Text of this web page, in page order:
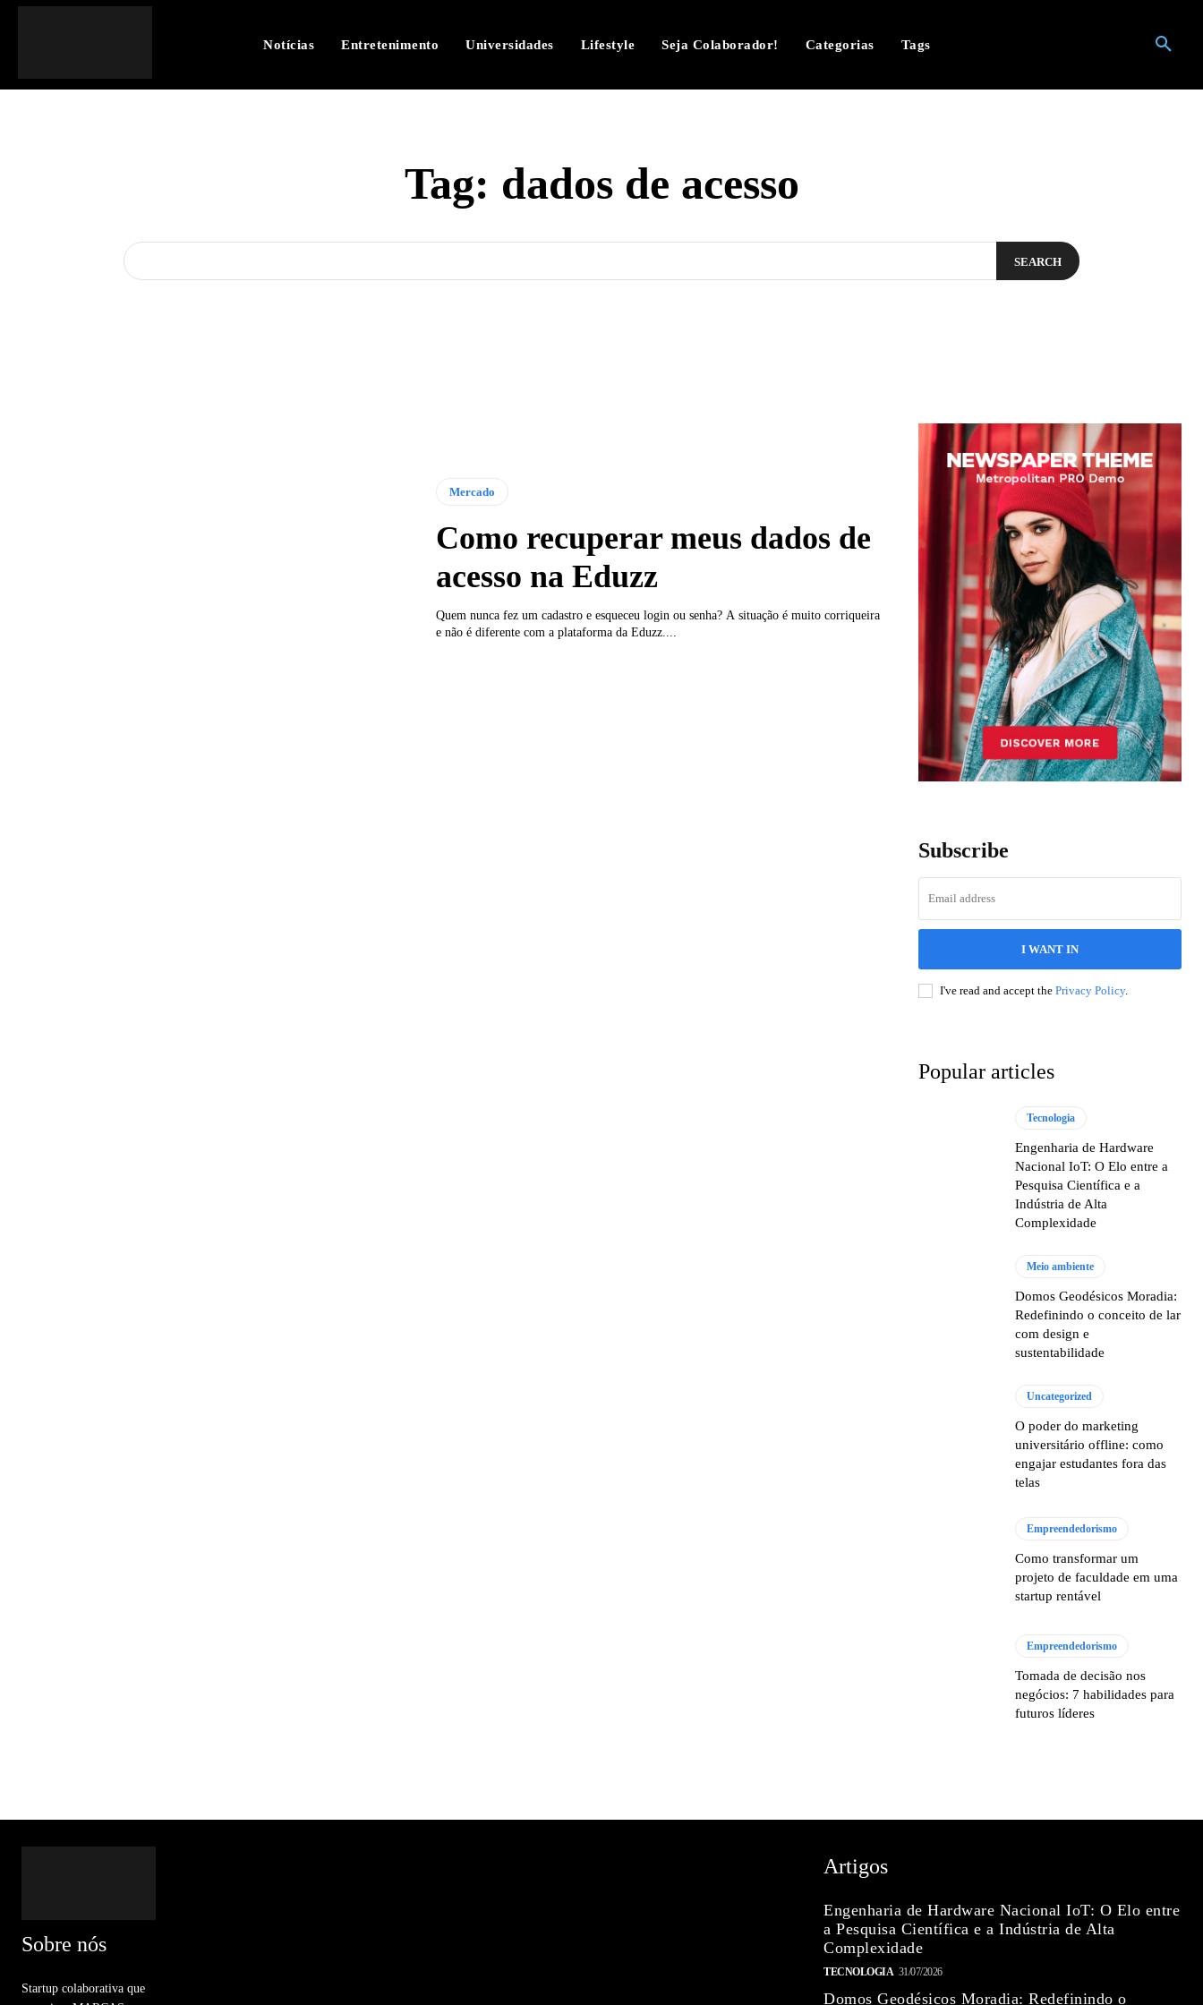
Notícias Entretenimento Universidades Lifestyle Seja Colaborador! Categorias Tags
Tag: dados de acesso
SEARCH
Mercado
Como recuperar meus dados de
acesso na Eduzz
Quem nunca fez um cadastro e esqueceu login ou senha? A situação é muito corriqueira
e não é diferente com a plataforma da Eduzz....
Subscribe
I WANT IN
I've read and accept the Privacy Policy.
Popular articles
Tecnologia
Engenharia de Hardware
Nacional IoT: O Elo entre a
Pesquisa Científica e a
Indústria de Alta
Complexidade
Meio ambiente
Domos Geodésicos Moradia:
Redefinindo o conceito de lar
com design e
sustentabilidade
Uncategorized
O poder do marketing
universitário offline: como
engajar estudantes fora das
telas
Empreendedorismo
Como transformar um
projeto de faculdade em uma
startup rentável
Empreendedorismo
Tomada de decisão nos
negócios: 7 habilidades para
futuros líderes
Sobre nós
Startup colaborativa que
Artigos
Engenharia de Hardware Nacional IoT: O Elo entre
a Pesquisa Científica e a Indústria de Alta
Complexidade
TECNOLOGIA 31/07/2026
Domos Geodésicos Moradia: Redefinindo o